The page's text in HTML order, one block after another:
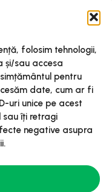
folosim tehnologii,
și/sau accesa
pentru
date, cum ar fi
uri unice pe acest
sau îți retragi
negative asupra
și
Modalități
de plată